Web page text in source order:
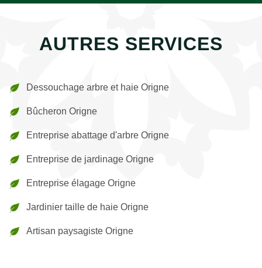
AUTRES SERVICES
Dessouchage arbre et haie Origne
Bûcheron Origne
Entreprise abattage d'arbre Origne
Entreprise de jardinage Origne
Entreprise élagage Origne
Jardinier taille de haie Origne
Artisan paysagiste Origne